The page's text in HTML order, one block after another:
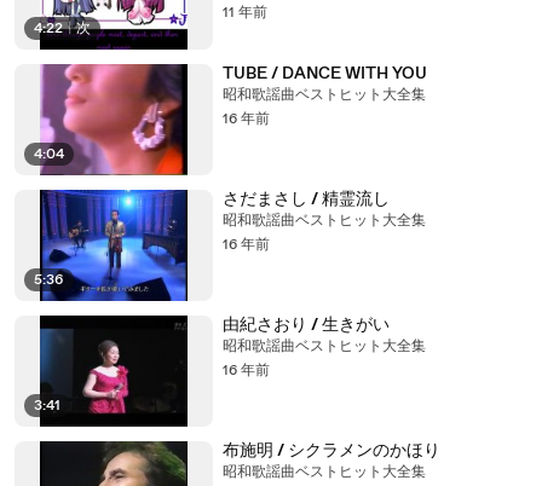
4:22 | 次
11 年前
4:04
TUBE / DANCE WITH YOU
昭和歌謡曲ベストヒット大全集
16 年前
5:36
さだまさし / 精霊流し
昭和歌謡曲ベストヒット大全集
16 年前
3:41
由紀さおり / 生きがい
昭和歌謡曲ベストヒット大全集
16 年前
布施明 / シクラメンのかほり
昭和歌謡曲ベストヒット大全集